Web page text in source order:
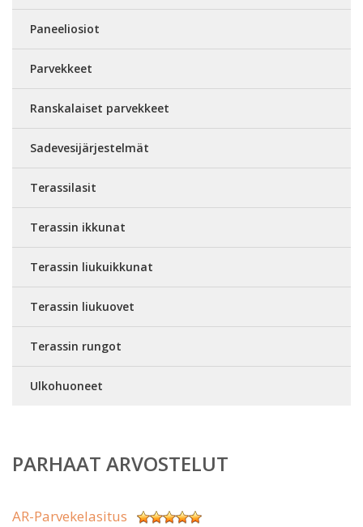
Paneeliosiot
Parvekkeet
Ranskalaiset parvekkeet
Sadevesijärjestelmät
Terassilasit
Terassin ikkunat
Terassin liukuikkunat
Terassin liukuovet
Terassin rungot
Ulkohuoneet
PARHAAT ARVOSTELUT
AR-Parvekelasitus